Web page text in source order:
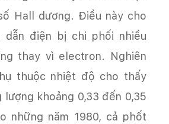
Hall dương. Điều này cho
dẫn điện bị chi phối nhiều
thay vì electron. Nghiên
thuộc nhiệt độ cho thấy
lượng khoảng 0,33 đến 0,35
những năm 1980, cả phốt